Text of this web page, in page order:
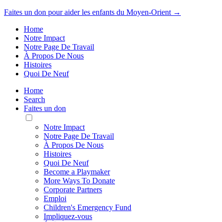
Faites un don pour aider les enfants du Moyen-Orient →
Home
Notre Impact
Notre Page De Travail
À Propos De Nous
Histoires
Quoi De Neuf
Home
Search
Faites un don
Toggle
Mobile
Menu
Notre Impact
Notre Page De Travail
À Propos De Nous
Histoires
Quoi De Neuf
Become a Playmaker
More Ways To Donate
Corporate Partners
Emploi
Children's Emergency Fund
Impliquez-vous